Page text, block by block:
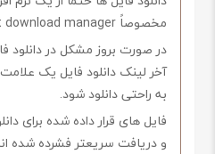
مخصوصاً internet download manager استفاده کنید.
در صورت بروز مشکل در دانلود
آخر لینک دانلود فایل یک
به راحتی دانلود شود.
فایل های قرار داده شده برای
و دریافت سریعتر فشرده شده